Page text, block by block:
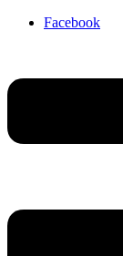
Facebook